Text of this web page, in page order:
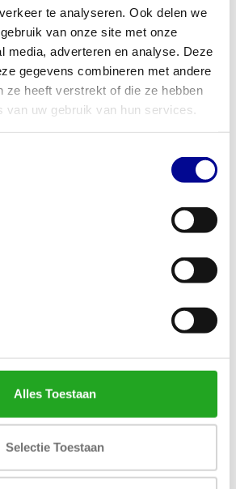
te analyseren. Ook delen we
van onze site met onze
media, adverteren en analyse. Deze
gegevens combineren met andere
ze heeft verstrekt of die ze hebben
van uw gebruik van hun services.
Alles Toestaan
Selectie Toestaan
bij Best Buy Fitness
we onze producten met meer dan
professionele fitnessbranche. Daarom krijg
op je aankoop. We begrijpen dat de
op te nemen voor persoonlijk advies.
50 mm
900 kg
4 naaldlagers en 4 kogellagers
20 kg